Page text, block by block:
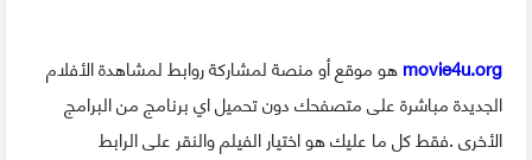
movie4u.orgهو موقع أو منصة لمشاركة روابط لمشاهدة الأفلام
الجديدة مباشرة على متصفحك دون تحميل اي برنامج من البرامج
الأخرى .فقط كل ما عليك هو اختيار الفيلم والنقر على الرابط